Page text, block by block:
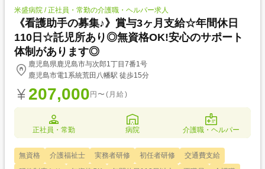
米盛病院 / 正社員・常勤の介護職・ヘルパー求人
《看護助手の募集♪》賞与3ヶ月支給☆年間休日
110日☆託児所あり◎無資格OK!安心のサポート
体制があります◎
鹿児島県鹿児島市与次郎1丁目7番1号
鹿児島市電1系統荒田八幡駅 徒歩15分
207,000 円〜(月給)
正社員・常勤 病院 介護職・ヘルパー
無資格 介護福祉士 実務者研修 初任者研修
交通費支給